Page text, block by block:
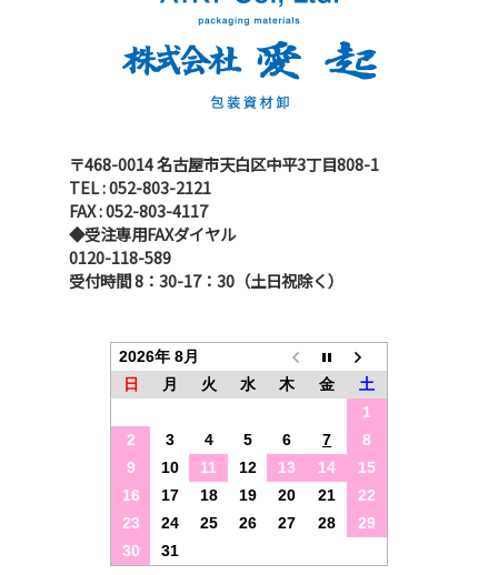
〒468-0014 名古屋市天白区中平3丁目808-1
TEL : 052-803-2121
FAX : 052-803-4117
◆受注専用FAXダイヤル
0120-118-589
受付時間 8：30-17：30（土日祝除く）
2026年 8月
日
月 火 水 木 金
土
1
2
3 4 5 6 7
8
9
10 11 12 13 14
15
16
17 18 19 20 21
22
23
24 25 26 27 28
29
30
31